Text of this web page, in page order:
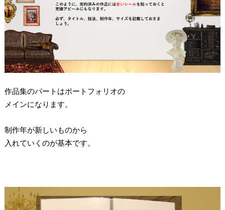
作品集のパートはポートフォリオの
メインになります。
制作年が新しいものから
入れていくのが基本です。